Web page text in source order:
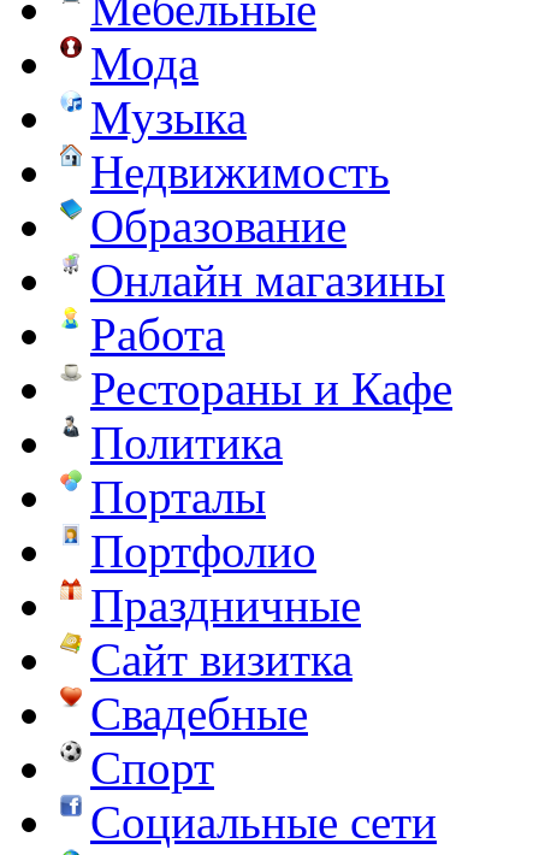
Мода
Музыка
Недвижимость
Образование
Онлайн магазины
Работа
Рестораны и Кафе
Политика
Порталы
Портфолио
Праздничные
Сайт визитка
Свадебные
Спорт
Социальные сети